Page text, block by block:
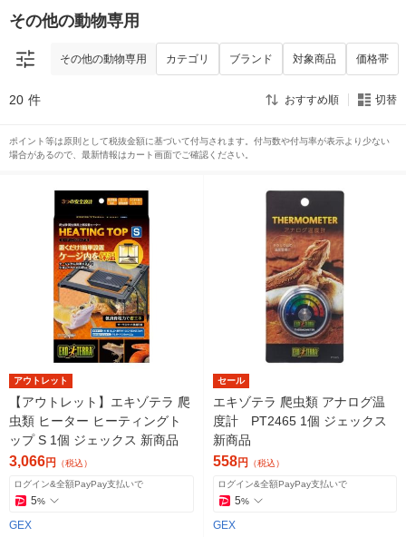
その他の動物専用
その他の動物専用 カテゴリ ブランド 対象商品 価格帯
20 件 おすすめ順 切替
ポイント等は原則として税抜金額に基づいて付与されます。付与数や付与率が表示より少ない
場合があるので、最新情報はカート画面でご確認ください。
アウトレット
【アウトレット】エキゾテラ 爬
虫類 ヒーター ヒーティングト
ップ S 1個 ジェックス 新商品
3,066円 （税込）
ログイン&全額PayPay支払いで
5%
GEX
セール
エキゾテラ 爬虫類 アナログ温
度計 PT2465 1個 ジェックス
新商品
558円 （税込）
ログイン&全額PayPay支払いで
5%
GEX